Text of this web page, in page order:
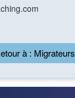
à : Migrateurs